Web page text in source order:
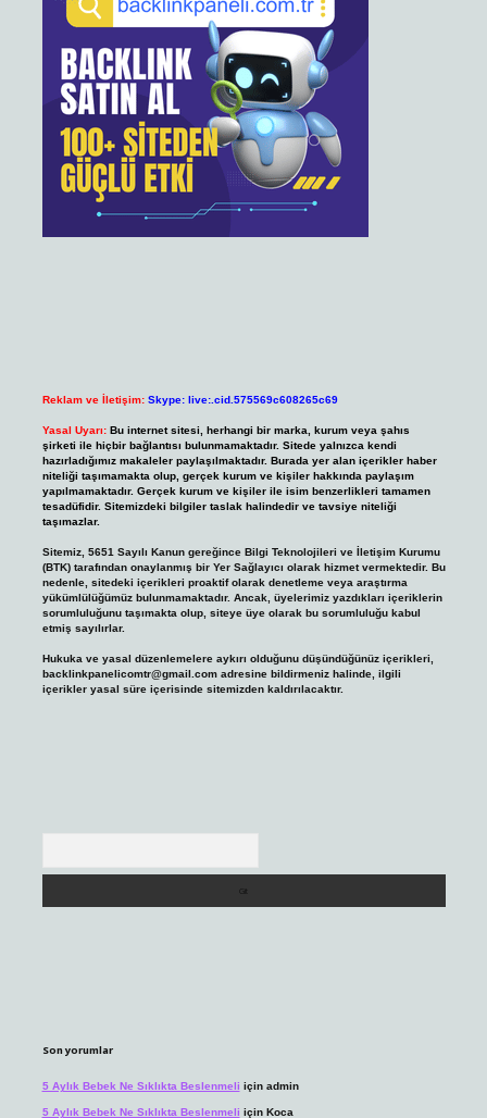
Reklam ve İletişim: Skype: live:.cid.575569c608265c69
Yasal Uyarı: Bu internet sitesi, herhangi bir marka, kurum veya şahıs
şirketi ile hiçbir bağlantısı bulunmamaktadır. Sitede yalnızca kendi
hazırladığımız makaleler paylaşılmaktadır. Burada yer alan içerikler haber
niteliği taşımamakta olup, gerçek kurum ve kişiler hakkında paylaşım
yapılmamaktadır. Gerçek kurum ve kişiler ile isim benzerlikleri tamamen
tesadüfidir. Sitemizdeki bilgiler taslak halindedir ve tavsiye niteliği
taşımazlar.
Sitemiz, 5651 Sayılı Kanun gereğince Bilgi Teknolojileri ve İletişim Kurumu
(BTK) tarafından onaylanmış bir Yer Sağlayıcı olarak hizmet vermektedir. Bu
nedenle, sitedeki içerikleri proaktif olarak denetleme veya araştırma
yükümlülüğümüz bulunmamaktadır. Ancak, üyelerimiz yazdıkları içeriklerin
sorumluluğunu taşımakta olup, siteye üye olarak bu sorumluluğu kabul
etmiş sayılırlar.
Hukuka ve yasal düzenlemelere aykırı olduğunu düşündüğünüz içerikleri,
backlinkpanelicomtr@gmail.comadresine bildirmeniz halinde, ilgili
içerikler yasal süre içerisinde sitemizden kaldırılacaktır.
Son yorumlar
5 Aylık Bebek Ne Sıklıkta Beslenmeli için admin
5 Aylık Bebek Ne Sıklıkta Beslenmeli için Koca